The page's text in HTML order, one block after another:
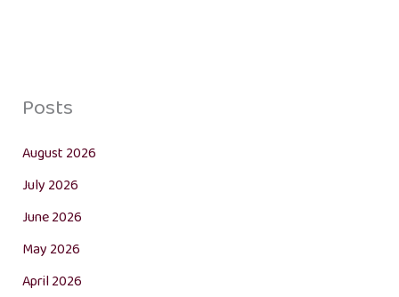
Posts
August 2026
July 2026
June 2026
May 2026
April 2026